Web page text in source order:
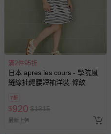
滿2件95折
日本 apres les cours - 學院風
縫線抽繩腰短袖洋裝-條紋
7折
$920 $1315
最新上架